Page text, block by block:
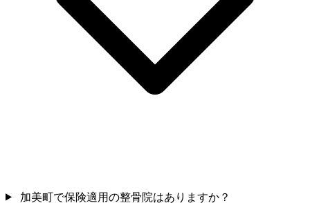
加美町で保険適用の整骨院はありますか？